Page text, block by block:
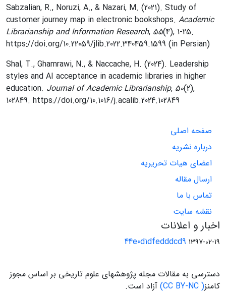
Sabzalian, R., Noruzi, A., & Nazari, M. (2021). Study of
customer journey map in electronic bookshops. Academic
Librarianship and Information Research, 55(4), 1-25.
https://doi.org/10.22059/jlib.2022.340459.1599 (in Persian)
Shal, T., Ghamrawi, N., & Naccache, H. (2024). Leadership
styles and AI acceptance in academic libraries in higher
education. Journal of Academic Librarianship, 50(2),
102849. https://doi.org/10.1016/j.acalib.2024.102849
صفحه اصلی
درباره نشریه
اعضای هیات تحریریه
ارسال مقاله
تماس با ما
نقشه سایت
اخبار و اعلانات
44e0d1dfedddcd9 1397-02-19
دسترسی به مقالات مجله پژوهشهای علوم تاریخی بر اساس مجوز
کامنز( CC BY-NC) آزاد است.